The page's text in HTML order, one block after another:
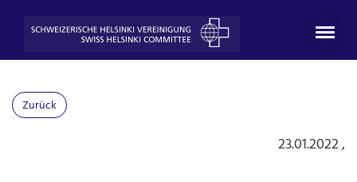
Zurück
23.01.2022,